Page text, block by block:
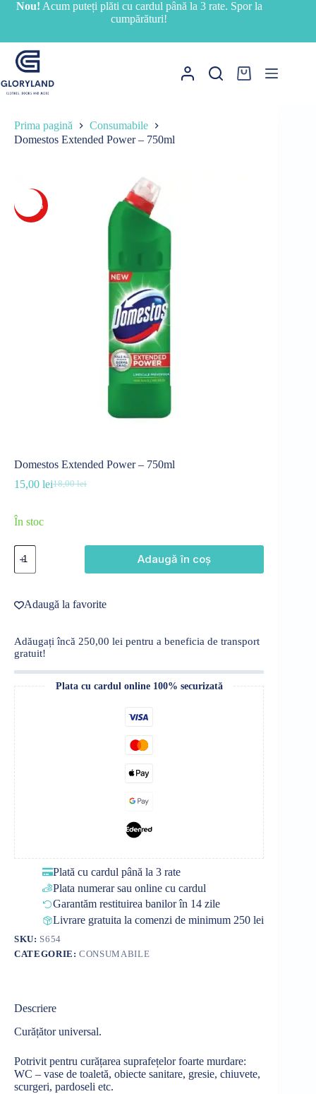
SariNou! Acum puteți plăti cu cardul până la 3 rate. Spor la
cumpărături!
Coș
Prima pagină
Consumabile
Domestos Extended Power – 750ml
-17%
Domestos Extended Power – 750ml
18,00lei
Prețul
15,00 leiPrețul
În stoc
Cantitate
Domestos
Extended
750ml
Adaugă în coș
Adaugă la favorite
Adăugați încă 250,00 lei pentru a beneficia de transport
gratuit!
Plata cu cardul online 100% securizată
Plată cu cardul până la 3 rate
Plata numerar sau online cu cardul
Garantăm restituirea banilor în 14 zile
Livrare gratuita la comenzi de minimum 250 lei
SKU: S654
CATEGORIE:CONSUMABILE
Descriere
Curățător universal.
Potrivit pentru curățarea suprafețelor foarte murdare:
WC – vase de toaletă, obiecte sanitare, gresie, chiuvete,
scurgeri, pardoseli etc.